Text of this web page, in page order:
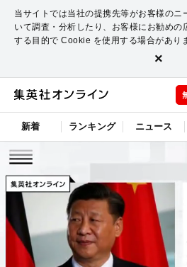
当サイトでは当社の提携先等がお客様のニ
いて調査・分析したり、お客様にお勧めの
する目的で Cookie を使用する場合があり
×
新着 ランキング ニュース